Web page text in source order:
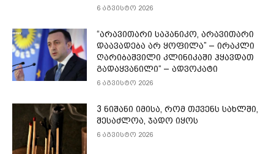
6 აგვისტო 2026
“არავითარი საპანიკო, არავითარი
დაავადება არ ყოფილა” – ირაკლი
ღარიბაშვილი კლინიკაში ჰყავდათ
გადაყვანილი“ – ადვოკატი
6 აგვისტო 2026
3 ნიშანი იმისა, რომ თქვენს სახლში,
შესაძლოა, ჯადო იყოს
6 აგვისტო 2026